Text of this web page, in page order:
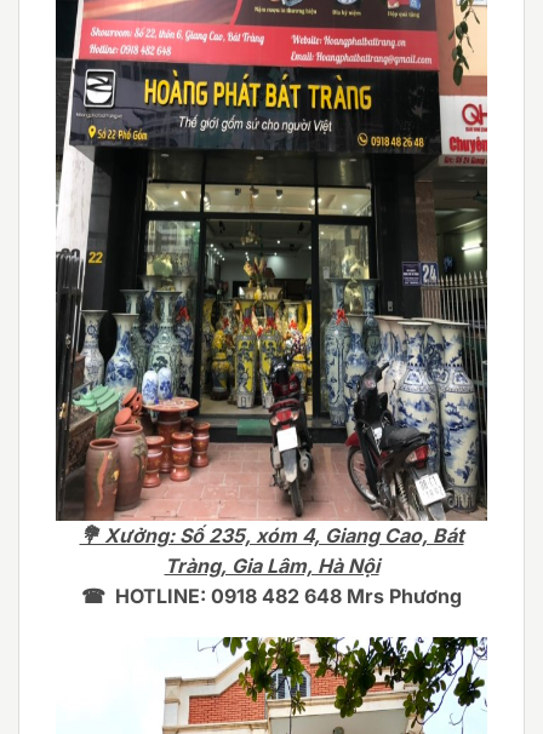
💐 Xưởng: Số 235, xóm 4, Giang Cao, Bát
Tràng, Gia Lâm, Hà Nội
☎ HOTLINE: 0918 482 648 Mrs Phương